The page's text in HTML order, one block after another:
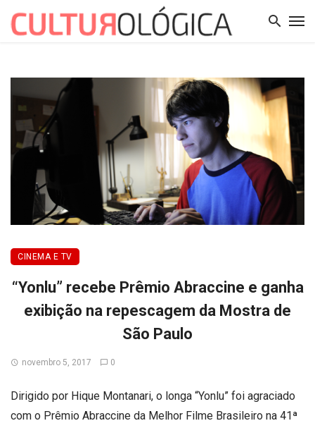
CINEMA E TV
“Yonlu” recebe Prêmio Abraccine e ganha
exibição na repescagem da Mostra de
São Paulo
novembro 5, 2017 0
Dirigido por Hique Montanari, o longa “Yonlu” foi agraciado
com o Prêmio Abraccine da Melhor Filme Brasileiro na 41ª